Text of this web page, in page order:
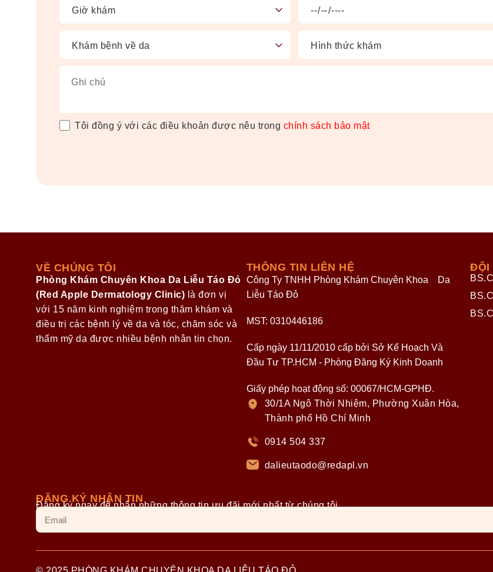
Ghi chú
Tôi đồng ý với các điều khoản được nêu trong chính sách bảo mật
VỀ CHÚNG TÔI
Phòng Khám Chuyên Khoa Da Liễu Táo Đỏ
(Red Apple Dermatology Clinic) là đơn vị
với 15 năm kinh nghiệm trong thăm khám và
điều trị các bệnh lý về da và tóc, chăm sóc và
thẩm mỹ da được nhiều bệnh nhân tin chọn.
THÔNG TIN LIÊN HỆ
Công Ty TNHH Phòng Khám Chuyên Khoa Da
Liễu Táo Đỏ
MST: 0310446186
Cấp ngày 11/11/2010 cấp bởi Sở Kế Hoạch Và
Đầu Tư TP.HCM - Phòng Đăng Ký Kinh Doanh
Giấy phép hoạt động số: 00067/HCM-GPHĐ.
30/1A Ngô Thời Nhiệm, Phường Xuân Hòa,
Thành phố Hồ Chí Minh
0914 504 337
dalieutaodo@redapl.vn
ĐỘI
ĐĂNG KÝ NHẬN TIN
Đăng ký ngay để nhận những thông tin ưu đãi mới nhất từ chúng tôi